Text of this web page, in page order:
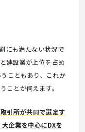
にも満たない状況で
建設業が上位を占め
こともあり、これか
ことが伺えます。
引所が共同で選定す
企業を中心にDXを